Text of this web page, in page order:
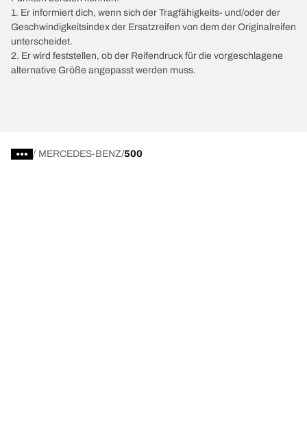
1. Er informiert dich, wenn sich der Tragfähigkeits- und/oder der
Geschwindigkeitsindex der Ersatzreifen von dem der Originalreifen
unterscheidet.
2. Er wird feststellen, ob der Reifendruck für die vorgeschlagene
alternative Größe angepasst werden muss.
/ MERCEDES-BENZ 500